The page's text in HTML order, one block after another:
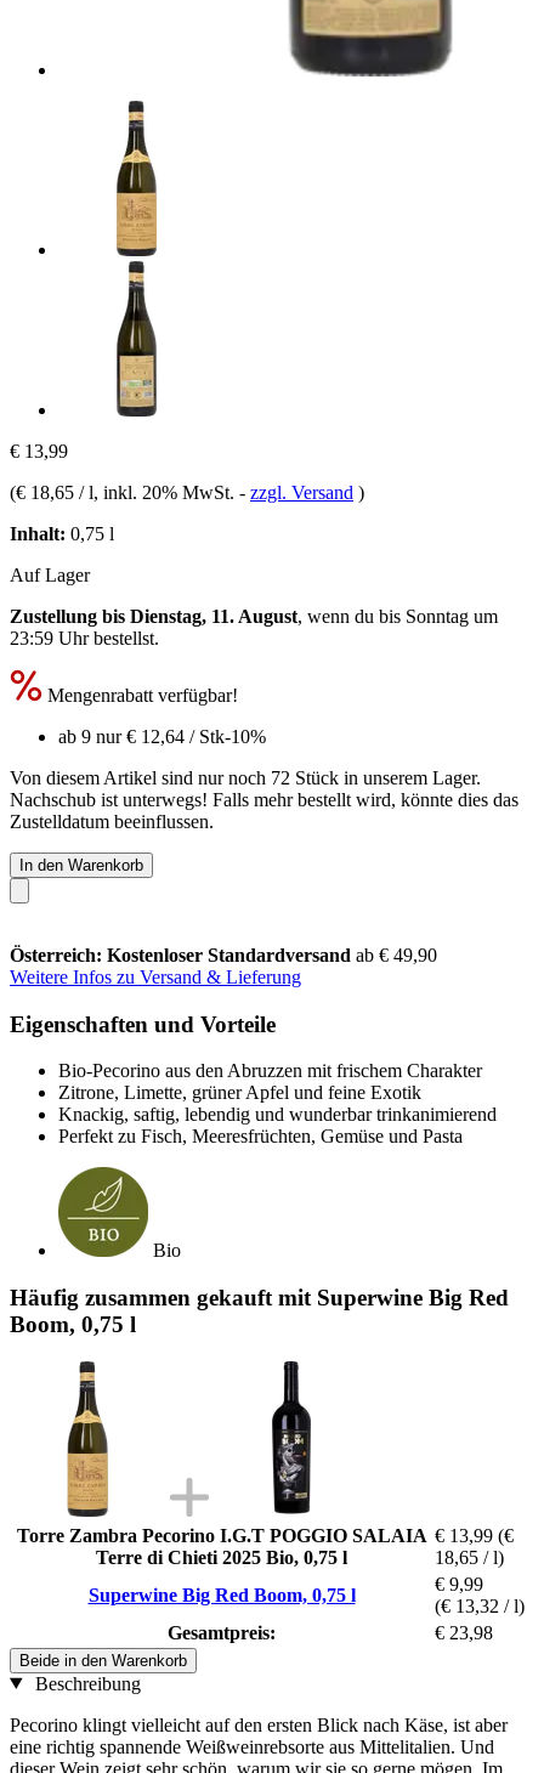
€ 13,99
(€ 18,65 / l, inkl. 20% MwSt. - zzgl. Versand )
Inhalt: 0,75 l
Auf Lager
Zustellung bis Dienstag, 11. August, wenn du bis Sonntag um
23:59 Uhrbestellst.
Mengenrabatt verfügbar!
ab 9 nur€ 12,64 / Stk-10%
Von diesem Artikel sind nur noch 72 Stück in unserem Lager.
Nachschub ist unterwegs! Falls mehr bestellt wird, könnte dies das
Zustelldatum beeinflussen.
In den Warenkorb
Österreich: Kostenloser Standardversand ab € 49,90
Weitere Infos zu Versand & Lieferung
Eigenschaften und Vorteile
Bio-Pecorino aus den Abruzzen mit frischem Charakter
Zitrone, Limette, grüner Apfel und feine Exotik
Knackig, saftig, lebendig und wunderbar trinkanimierend
Perfekt zu Fisch, Meeresfrüchten, Gemüse und Pasta
Bio
Häufig zusammen gekauft mit Superwine Big Red
Boom, 0,75 l
Torre Zambra Pecorino I.G.T POGGIO SALAIA
Terre di Chieti 2025 Bio, 0,75 l
€ 13,99 (€
18,65 / l)
Superwine Big Red Boom, 0,75 l
€ 9,99
(€ 13,32 / l)
Gesamtpreis:
€ 23,98
Beide in den Warenkorb
Beschreibung
Pecorino klingt vielleicht auf den ersten Blick nach Käse, ist aber
eine richtig spannende Weißweinrebsorte aus Mittelitalien. Und
dieser Wein zeigt sehr schön, warum wir sie so gerne mögen. Im